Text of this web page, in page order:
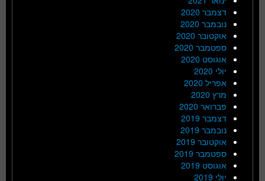
דצמבר 2020
נובמבר 2020
אוקטובר 2020
ספטמבר 2020
אוגוסט 2020
יולי 2020
אפריל 2020
מרץ 2020
פברואר 2020
דצמבר 2019
נובמבר 2019
אוקטובר 2019
ספטמבר 2019
אוגוסט 2019
יולי 2019